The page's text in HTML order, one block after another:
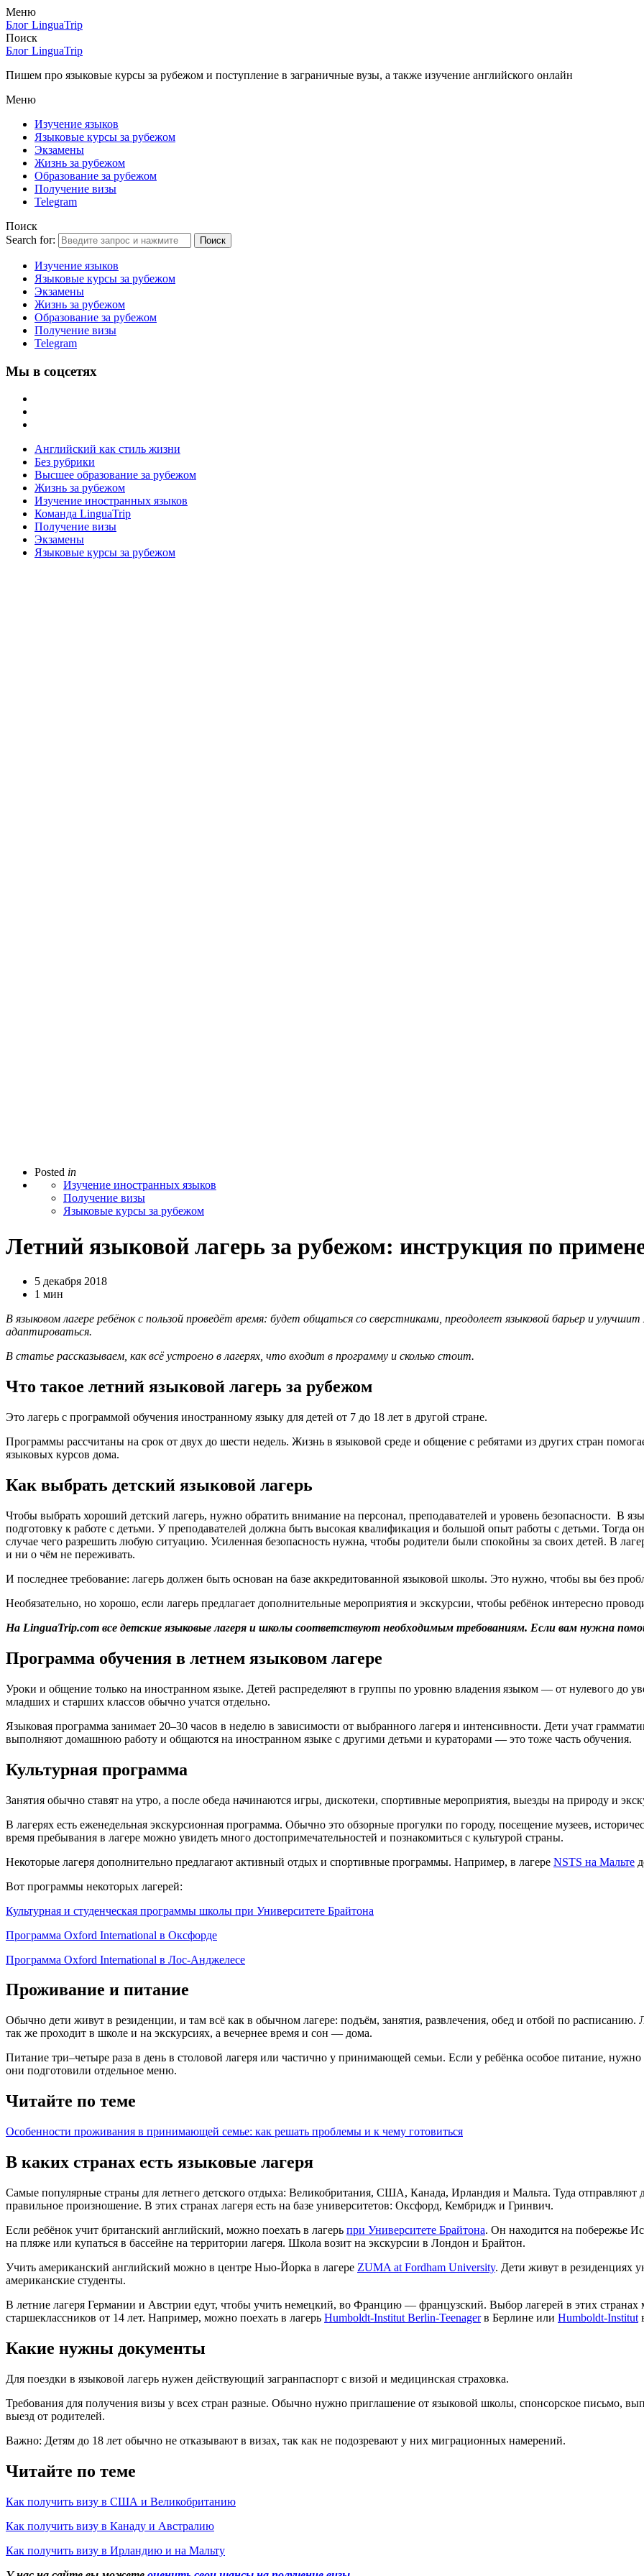
Меню
Блог LinguaTrip
Поиск
Блог LinguaTrip
Пишем про языковые курсы за рубежом и поступление в заграничные вузы, а также изучение английского онлайн
Меню
Изучение языков
Языковые курсы за рубежом
Экзамены
Жизнь за рубежом
Образование за рубежом
Получение визы
Telegram
Поиск
Search for:
Поиск
Изучение языков
Языковые курсы за рубежом
Экзамены
Жизнь за рубежом
Образование за рубежом
Получение визы
Telegram
Мы в соцсетях
Английский как стиль жизни
Без рубрики
Высшее образование за рубежом
Жизнь за рубежом
Изучение иностранных языков
Команда LinguaTrip
Получение визы
Экзамены
Языковые курсы за рубежом
Posted in
Изучение иностранных языков
Получение визы
Языковые курсы за рубежом
Летний языковой лагерь за рубежом: инструкция по
5 декабря 2018
1 мин
В языковом лагере ребёнок с пользой проведёт время: будет общаться со сверстниками, преодолеет языковой барьер и
адаптироваться.
В статье рассказываем, как всё устроено в лагерях, что входит в программу и сколько стоит.
Что такое летний языковой лагерь за рубежом
Это лагерь с программой обучения иностранному языку для детей от 7 до 18 лет в другой стране.
Программы рассчитаны на срок от двух до шести недель. Жизнь в языковой среде и общение с ребятами из других стран
языковых курсов дома.
Как выбрать детский языковой лагерь
Чтобы выбрать хороший детский лагерь, нужно обратить внимание на персонал, преподавателей и уровень безопасности. В
подготовку к работе с детьми. У преподавателей должна быть высокая квалификация и большой опыт работы с детьми. Тогда
случае чего разрешить любую ситуацию. Усиленная безопасность нужна, чтобы родители были спокойны за своих детей. В
и ни о чём не переживать.
И последнее требование: лагерь должен быть основан на базе аккредитованной языковой школы. Это нужно, чтобы вы без
Необязательно, но хорошо, если лагерь предлагает дополнительные мероприятия и экскурсии, чтобы ребёнок интересно
На LinguaTrip.com все детские языковые лагеря и школы соответствуют необходимым требованиям. Если вам нужна
Программа обучения в летнем языковом лагере
Уроки и общение только на иностранном языке. Детей распределяют в группы по уровню владения языком — от нулевого до
младших и старших классов обычно учатся отдельно.
Языковая программа занимает 20–30 часов в неделю в зависимости от выбранного лагеря и интенсивности. Дети учат
выполняют домашнюю работу и общаются на иностранном языке с другими детьми и кураторами — это тоже часть обучения.
Культурная программа
Занятия обычно ставят на утро, а после обеда начинаются игры, дискотеки, спортивные мероприятия, выезды на природу и
В лагерях есть еженедельная экскурсионная программа. Обычно это обзорные прогулки по городу, посещение музеев,
время пребывания в лагере можно увидеть много достопримечательностей и познакомиться с культурой страны.
Некоторые лагеря дополнительно предлагают активный отдых и спортивные программы. Например, в лагере NSTS на Мальте
Вот программы некоторых лагерей:
Культурная и студенческая программы школы при Университете Брайтона
Программа Oxford International в Оксфорде
Программа Oxford International в Лос-Анджелесе
Проживание и питание
Обычно дети живут в резиденции, и там всё как в обычном лагере: подъём, занятия, развлечения, обед и отбой по
так же проходит в школе и на экскурсиях, а вечернее время и сон — дома.
Питание три–четыре раза в день в столовой лагеря или частично у принимающей семьи. Если у ребёнка особое питание,
они подготовили отдельное меню.
Читайте по теме
Особенности проживания в принимающей семье: как решать проблемы и к чему готовиться
В каких странах есть языковые лагеря
Самые популярные страны для летнего детского отдыха: Великобритания, США, Канада, Ирландия и Мальта. Туда отправляют
правильное произношение. В этих странах лагеря есть на базе университетов: Оксфорд, Кембридж и Гринвич.
Если ребёнок учит британский английский, можно поехать в лагерь при Университете Брайтона. Он находится на побережье
на пляже или купаться в бассейне на территории лагеря. Школа возит на экскурсии в Лондон и Брайтон.
Учить американский английский можно в центре Нью-Йорка в лагере ZUMA at Fordham University. Дети живут в резиденциях
американские студенты.
В летние лагеря Германии и Австрии едут, чтобы учить немецкий, во Францию — французский. Выбор лагерей в этих
старшеклассников от 14 лет. Например, можно поехать в лагерь Humboldt-Institut Berlin-Teenagerв Берлине или Humboldt-Institut
Какие нужны документы
Для поездки в языковой лагерь нужен действующий загранпаспорт с визой и медицинская страховка.
Требования для получения визы у всех стран разные. Обычно нужно приглашение от языковой школы, спонсорское письмо,
выезд от родителей.
Важно: Детям до 18 лет обычно не отказывают в визах, так как не подозревают у них миграционных намерений.
Читайте по теме
Как получить визу в США и Великобританию
Как получить визу в Канаду и Австралию
Как получить визу в Ирландию и на Мальту